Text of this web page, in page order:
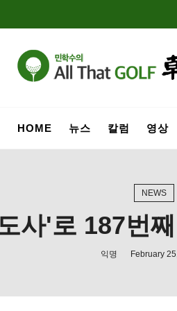
HOME 뉴스 칼럼 영상
NEWS
사'로 187번
익명 February